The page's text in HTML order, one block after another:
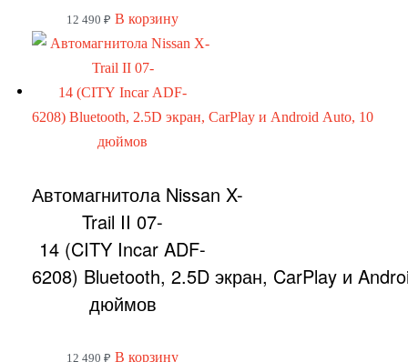
12 490 ₽ В корзину
Автомагнитола Nissan X-
Trail II 07-
14 (CITY Incar ADF-
6208) Bluetooth, 2.5D экран, CarPlay и
дюймов
12 490 ₽ В корзину